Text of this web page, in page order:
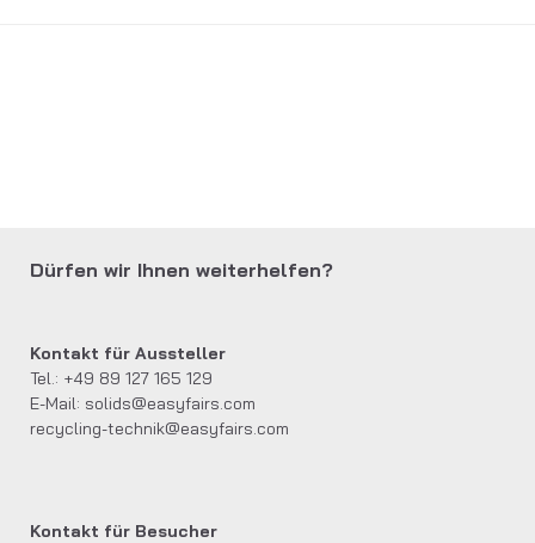
Dürfen wir Ihnen weiterhelfen?
Kontakt für Aussteller
Tel.: +49 89 127 165 129
E-Mail: solids@easyfairs.com
recycling-technik@easyfairs.com
Kontakt für Besucher